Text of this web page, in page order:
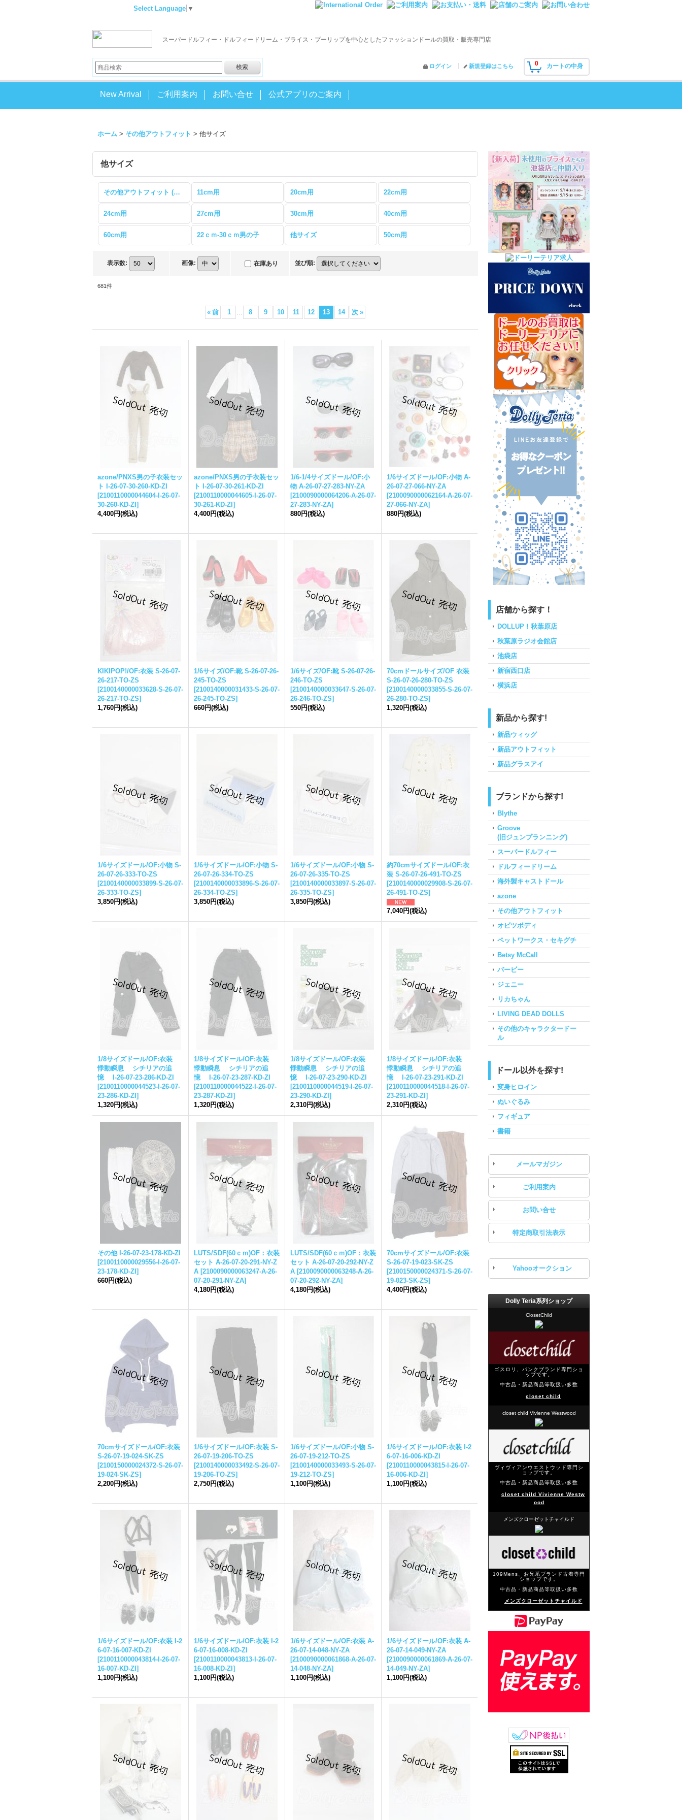
Select Language ▼
スーパードルフィー・ドルフィードリーム・ブライス・プーリップを中心としたファッションドールの買取・販売専門店
0 カートの中身
ログイン 新規登録はこちら
New Arrival ご利用案内 お問い合せ 公式アプリのご案内
ホーム > その他アウトフィット > 他サイズ
他サイズ
その他アウトフィット (全商品) 11cm用 20cm用 22cm用
24cm用 27cm用 30cm用 40cm用
60cm用 22ｃｍ-30ｃｍ男の子 他サイズ 50cm用
表示数: 画像: 在庫あり 並び順:
681件
« 前 1 ... 8 9 10 11 12 13 14 次 »
azone/PNXS男の子衣装セッ
ト I-26-07-30-260-KD-ZI
[2100110000044604-I-26-07-
30-260-KD-ZI ]
4,400円(税込)
azone/PNXS男の子衣装セッ
ト I-26-07-30-261-KD-ZI
[2100110000044605-I-26-07-
30-261-KD-ZI ]
4,400円(税込)
1/6-1/4サイズドール/OF:小
物 A-26-07-27-283-NY-ZA
[2100090000064206-A-26-07-
27-283-NY-ZA]
880円(税込)
1/6サイズドール/OF:小物 A-
26-07-27-066-NY-ZA
[2100090000062164-A-26-07-
27-066-NY-ZA]
880円(税込)
KIKIPOP!/OF:衣装 S-26-07-
26-217-TO-ZS
[2100140000033628-S-26-07-
26-217-TO-ZS]
1,760円(税込)
1/6サイズ/OF:靴 S-26-07-26-
245-TO-ZS
[2100140000031433-S-26-07-
26-245-TO-ZS]
660円(税込)
1/6サイズ/OF:靴 S-26-07-26-
246-TO-ZS
[2100140000033647-S-26-07-
26-246-TO-ZS]
550円(税込)
70cmドールサイズ/OF 衣装
S-26-07-26-280-TO-ZS
[2100140000033855-S-26-07-
26-280-TO-ZS]
1,320円(税込)
1/6サイズドール/OF:小物 S-
26-07-26-333-TO-ZS
[2100140000033899-S-26-07-
26-333-TO-ZS]
3,850円(税込)
1/6サイズドール/OF:小物 S-
26-07-26-334-TO-ZS
[2100140000033896-S-26-07-
26-334-TO-ZS]
3,850円(税込)
1/6サイズドール/OF:小物 S-
26-07-26-335-TO-ZS
[2100140000033897-S-26-07-
26-335-TO-ZS]
3,850円(税込)
約70cmサイズドール/OF:衣
装 S-26-07-26-491-TO-ZS
[2100140000029908-S-26-07-
26-491-TO-ZS]
7,040円(税込)
1/8サイズドール/OF:衣装
悸動瞬息 シチリアの追
憶 I-26-07-23-286-KD-ZI
[2100110000044523-I-26-07-
23-286-KD-ZI ]
1,320円(税込)
1/8サイズドール/OF:衣装
悸動瞬息 シチリアの追
憶 I-26-07-23-287-KD-ZI
[2100110000044522-I-26-07-
23-287-KD-ZI ]
1,320円(税込)
1/8サイズドール/OF:衣装
悸動瞬息 シチリアの追
憶 I-26-07-23-290-KD-ZI
[2100110000044519-I-26-07-
23-290-KD-ZI ]
2,310円(税込)
1/8サイズドール/OF:衣装
悸動瞬息 シチリアの追
憶 I-26-07-23-291-KD-ZI
[2100110000044518-I-26-07-
23-291-KD-ZI ]
2,310円(税込)
その他 I-26-07-23-178-KD-ZI
[2100110000029556-I-26-07-
23-178-KD-ZI ]
660円(税込)
LUTS/SDF(60ｃｍ)OF：衣装
セット A-26-07-20-291-NY-Z
A [2100090000063247-A-26-
07-20-291-NY-ZA]
4,180円(税込)
LUTS/SDF(60ｃｍ)OF：衣装
セット A-26-07-20-292-NY-Z
A [2100090000063248-A-26-
07-20-292-NY-ZA]
4,180円(税込)
70cmサイズドール/OF:衣装
S-26-07-19-023-SK-ZS
[2100150000024371-S-26-07-
19-023-SK-ZS]
4,400円(税込)
70cmサイズドール/OF:衣装
S-26-07-19-024-SK-ZS
[2100150000024372-S-26-07-
19-024-SK-ZS]
2,200円(税込)
1/6サイズドール/OF:衣装 S-
26-07-19-206-TO-ZS
[2100140000033492-S-26-07-
19-206-TO-ZS]
2,750円(税込)
1/6サイズドール/OF:小物 S-
26-07-19-212-TO-ZS
[2100140000033493-S-26-07-
19-212-TO-ZS]
1,100円(税込)
1/6サイズドール/OF:衣装 I-2
6-07-16-006-KD-ZI
[2100110000043815-I-26-07-
16-006-KD-ZI ]
1,100円(税込)
1/6サイズドール/OF:衣装 I-2
6-07-16-007-KD-ZI
[2100110000043814-I-26-07-
16-007-KD-ZI ]
1,100円(税込)
1/6サイズドール/OF:衣装 I-2
6-07-16-008-KD-ZI
[2100110000043813-I-26-07-
16-008-KD-ZI ]
1,100円(税込)
1/6サイズドール/OF:衣装 A-
26-07-14-048-NY-ZA
[2100090000061868-A-26-07-
14-048-NY-ZA]
1,100円(税込)
1/6サイズドール/OF:衣装 A-
26-07-14-049-NY-ZA
[2100090000061869-A-26-07-
14-049-NY-ZA]
1,100円(税込)
店舗から探す！
DOLLUP！秋葉原店
秋葉原ラジオ会館店
池袋店
新宿西口店
横浜店
新品から探す!
新品ウィッグ
新品アウトフィット
新品グラスアイ
ブランドから探す!
Blythe
Groove
(旧ジュンプランニング)
スーパードルフィー
ドルフィードリーム
海外製キャストドール
azone
その他アウトフィット
オビツボディ
ペットワークス・セキグチ
Betsy McCall
バービー
ジェニー
リカちゃん
LIVING DEAD DOLLS
その他のキャラクタードー
ル
ドール以外を探す!
変身ヒロイン
ぬいぐるみ
フィギュア
書籍
メールマガジン
ご利用案内
お問い合せ
特定商取引法表示
Yahooオークション
Dolly Teria系列ショップ
ClosetChild
ゴスロリ、パンクブランド専門ショ
ップです。
中古品・新品商品等取扱い多数
closet child
closet child Vivienne Westwood
ヴィヴィアンウエストウッド専門シ
ョップです。
中古品・新品商品等取扱い多数
closet child Vivienne Westw
ood
メンズクローゼットチャイルド
109Mens、お兄系ブランド古着専門
ショップです。
中古品・新品商品等取扱い多数
メンズクローゼットチャイルド